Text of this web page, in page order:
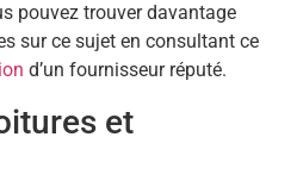
pouvez trouver davantage
sur ce sujet en consultant ce
d’un fournisseur réputé.
et